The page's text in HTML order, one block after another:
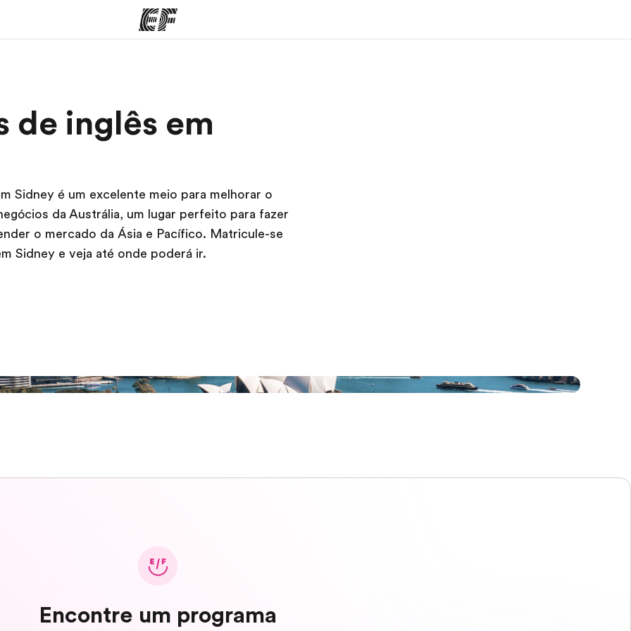
que
Encontre um escritório
de inglês em
Sidney é um excelente meio para melhorar o
da Austrália, um lugar perfeito para fazer
o mercado da Ásia e Pacífico. Matricule-se
Sidney e veja até onde poderá ir.
Encontre um programa